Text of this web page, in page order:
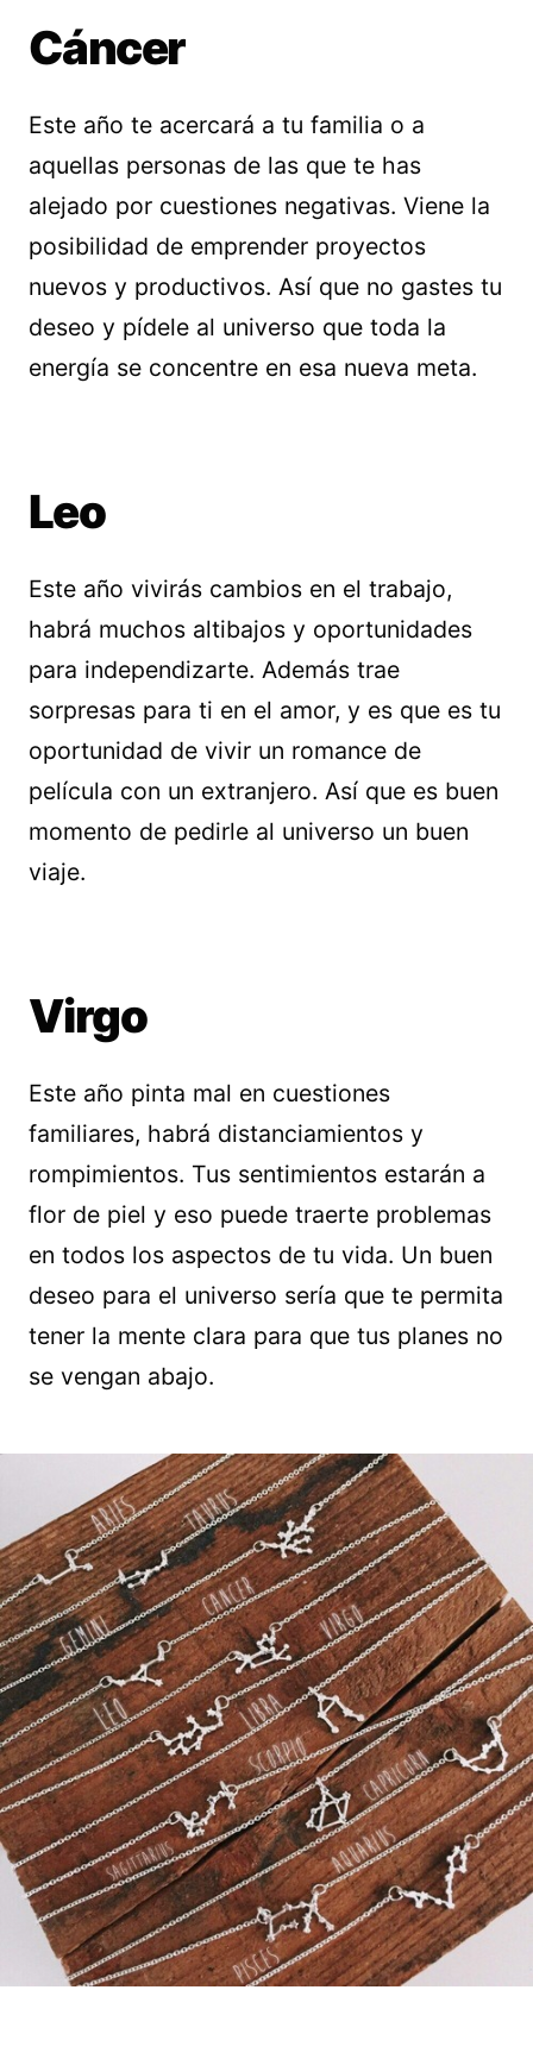
Cáncer
Este año te acercará a tu familia o a
aquellas personas de las que te has
alejado por cuestiones negativas. Viene la
posibilidad de emprender proyectos
nuevos y productivos. Así que no gastes tu
deseo y pídele al universo que toda la
energía se concentre en esa nueva meta.
Leo
Este año vivirás cambios en el trabajo,
habrá muchos altibajos y oportunidades
para independizarte. Además trae
sorpresas para ti en el amor, y es que es tu
oportunidad de vivir un romance de
película con un extranjero. Así que es buen
momento de pedirle al universo un buen
viaje.
Virgo
Este año pinta mal en cuestiones
familiares, habrá distanciamientos y
rompimientos. Tus sentimientos estarán a
flor de piel y eso puede traerte problemas
en todos los aspectos de tu vida. Un buen
deseo para el universo sería que te permita
tener la mente clara para que tus planes no
se vengan abajo.